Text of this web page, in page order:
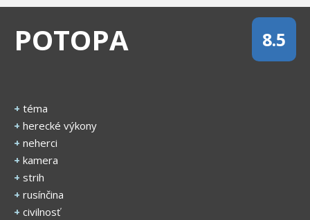
8.5
POTOPA
+ téma
+ herecké výkony
+ neherci
+ kamera
+ strih
+ rusínčina
+ civilnosť